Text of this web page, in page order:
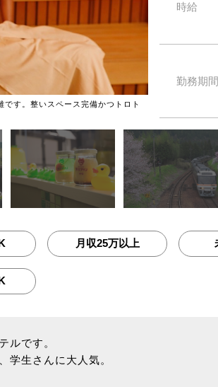
す。整いスペース完備かつトロト
時給
勤務期間
月収25万以上
ルです。
学生さんに大人気。